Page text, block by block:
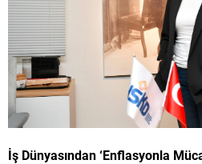
İş Dünyasından ‘Enflasyonla